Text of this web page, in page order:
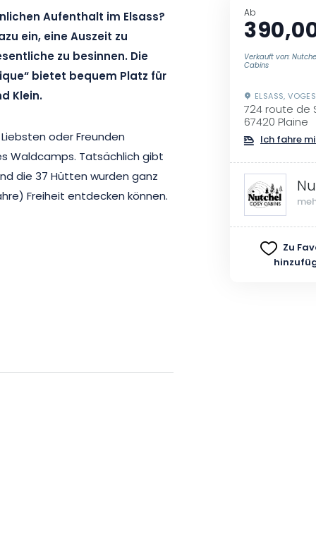
Aufenthalt im Elsass?
ein, eine Auszeit zu
zu besinnen. Die
bietet bequem Platz für
Klein.
oder Freunden
Waldcamps. Tatsächlich gibt
die 37 Hütten wurden ganz
Freiheit entdecken können.
Auch keinen Fernseher. Dafür
auf das Bruche-Tal und die
überdachten Terrasse oder
können, da diese mit zwei
ist ideal für eine Familie
durch ihre rustikale und
keinen Stromanschluss
Essbereich, wo sich eine
der Dunkelheit mit
in eine intime und friedliche
Ab
Verkauft von:
Cabins
ELSASS,
724 route de
67420 Plaine
Ich fahre
Zu